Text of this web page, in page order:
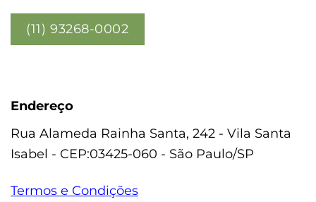
(11) 93268-0002
Endereço
Rua Alameda Rainha Santa, 242 - Vila Santa
Isabel - CEP:03425-060 - São Paulo/SP
Termos e Condições